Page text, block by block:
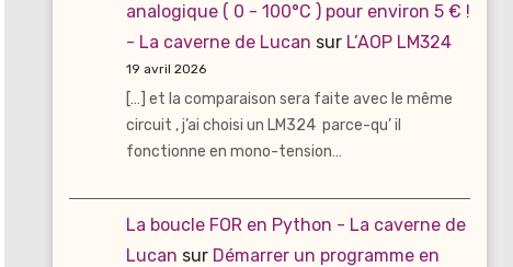
analogique ( 0 - 100°C ) pour environ 5 € !
- La caverne de Lucan sur L’AOP LM324
19 avril 2026
[…] et la comparaison sera faite avec le même
circuit , j’ai choisi un LM324 parce-qu’ il
fonctionne en mono-tension…
La boucle FOR en Python - La caverne de
Lucan sur Démarrer un programme en